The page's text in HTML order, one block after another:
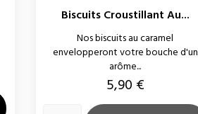
Biscuits Croustillant Au...
Nos biscuits au caramel
envelopperont votre bouche d'un
arôme...
Prix
5,90 €